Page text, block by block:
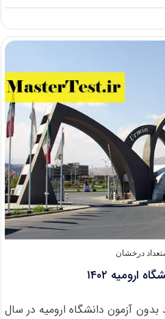
درخشان
ارومیه ۱۴۰۲
آزمون دانشگاه ارومیه در سال